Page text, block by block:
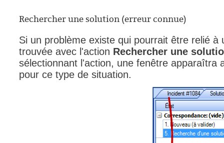
Rechercher une solution (erreur connue)
Si un problème existe qui pourrait être relié à
trouvée avec l'action Rechercher une
sélectionnant l'action, une fenêtre apparaîtra
pour ce type de situation.